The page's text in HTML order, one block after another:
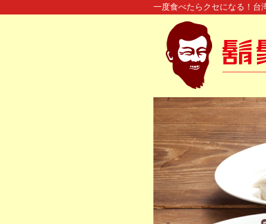
一度食べたらクセになる！台